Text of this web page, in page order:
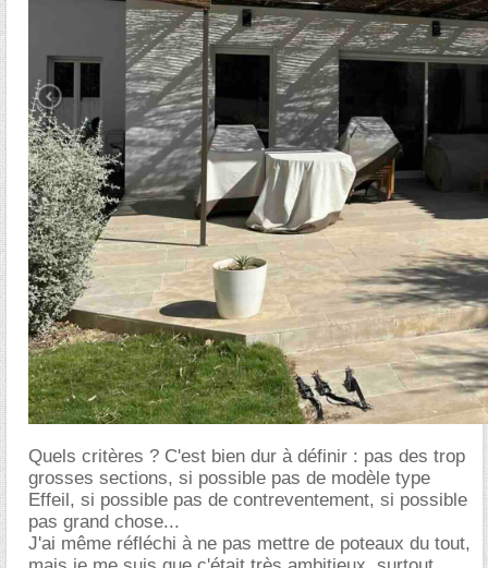
Quels critères ? C'est bien dur à définir : pas des trop
grosses sections, si possible pas de modèle type
Effeil, si possible pas de contreventement, si possible
pas grand chose...
J'ai même réfléchi à ne pas mettre de poteaux du tout,